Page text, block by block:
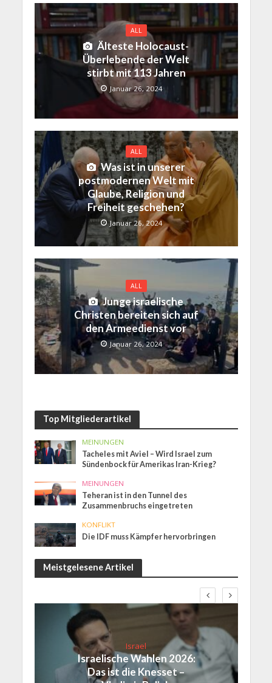
ALL
Älteste Holocaust-
Überlebende der Welt
stirbt mit 113 Jahren
Januar 26, 2024
ALL
Was ist in unserer
postmodernen Welt mit
Glaube, Religion und
Freiheit geschehen?
Januar 26, 2024
ALL
Junge israelische
Christen bereiten sich auf
den Armeedienst vor
Januar 26, 2024
Top Mitgliederartikel
MEINUNGEN
Tacheles mit Aviel – Wird Israel zum
Sündenbock für Amerikas Iran-Krieg?
MEINUNGEN
Teheran ist in den Tunnel des
Zusammenbruchs eingetreten
KONFLIKT
Die IDF muss Kämpfer hervorbringen
Meistgelesene Artikel
Israel
Israelische Wahlen 2026:
Das ist die Knesset –